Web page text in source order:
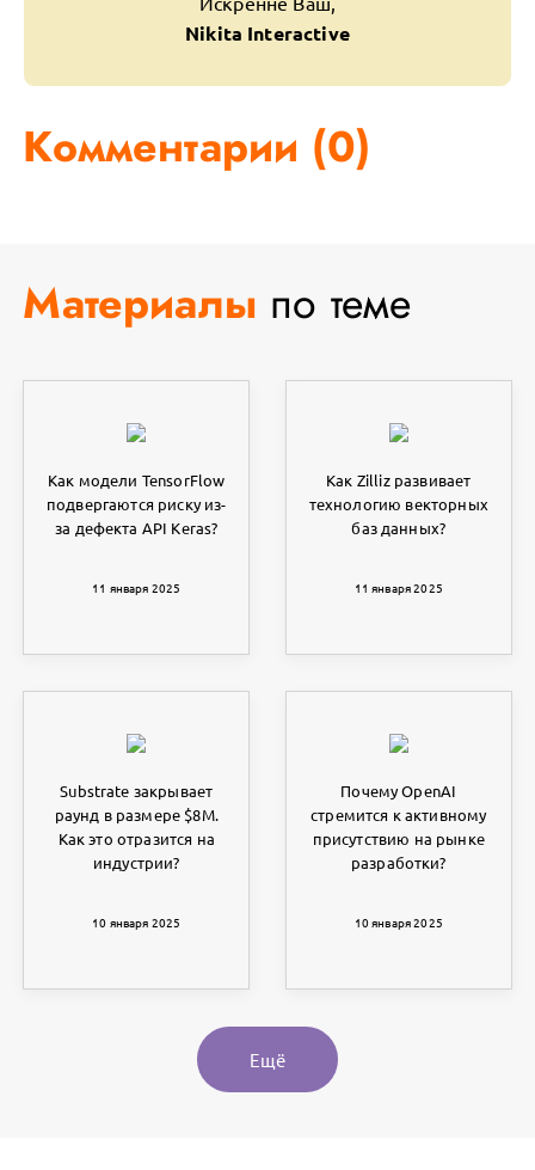
Nikita Interactive
Комментарии (0)
Материалы по теме
Как модели TensorFlow
подвергаются риску из-
за дефекта API Keras?
11 января 2025
Как Zilliz развивает
технологию векторных
баз данных?
11 января 2025
Substrate закрывает
раунд в размере $8M.
Как это отразится на
индустрии?
10 января 2025
Почему OpenAI
стремится к активному
присутствию на рынке
разработки?
10 января 2025
Ещё